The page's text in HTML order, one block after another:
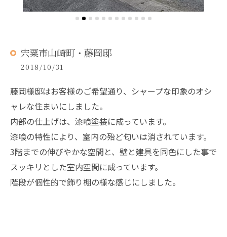
宍粟市山崎町・藤岡邸
2018/10/31
藤岡様邸はお客様のご希望通り、シャープな印象のオシ
ャレな住まいにしました。
内部の仕上げは、漆喰塗装に成っています。
漆喰の特性により、室内の殆ど匂いは消されています。
3階までの伸びやかな空間と、壁と建具を同色にした事で
スッキリとした室内空間に成っています。
階段が個性的で飾り棚の様な感じにしました。